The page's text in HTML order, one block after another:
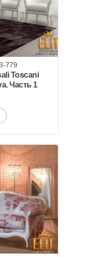
779
Toscani
Часть 1